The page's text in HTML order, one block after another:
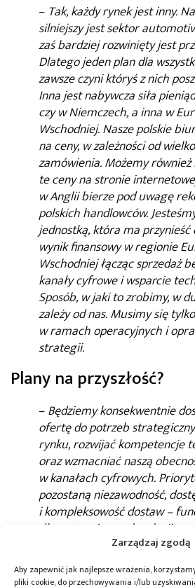
Zarządzaj zgodą
Aby zapewnić jak najlepsze wrażenia,
pliki cookie, do przechowywania i/lub
– Tak, każdy rynek jest inny.
silniejszy jest sektor
zaś bardziej rozwinięty jest
Dlatego jeden plan dla
zawsze czyni któryś z nich
Inna jest nabywcza siła
czy w Niemczech, a inna w
Wschodniej. Nasze polskie
na ceny, w zależności od
zamówienia. Możemy również
te ceny na stronie
w Anglii bierze pod uwagę
polskich handlowców.
jednostką, która ma przynieść
wynik finansowy w regionie
Wschodniej łącząc sprzedaż
kanały cyfrowe i wsparcie
Sposób, w jaki to zrobimy, w
zależy od nas. Musimy się
w ramach operacyjnych i
strategii.
Plany na przyszłość?
–Będziemy konsekwentnie
ofertę do potrzeb
rynku, rozwijać kompetencje
oraz wzmacniać naszą
w kanałach cyfrowych.
pozostaną niezawodność,
i kompleksowość dostaw –
długoterminowych relacji
Leszek Kołdys.